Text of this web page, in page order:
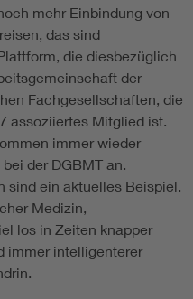
mehr Einbindung von
das sind
die diesbezüglich
der
Fachgesellschaften, die
assoziiertes Mitglied ist.
immer wieder
der DGBMT an.
sind ein aktuelles Beispiel.
Medizin,
los in Zeiten knapper
immer intelligenterer